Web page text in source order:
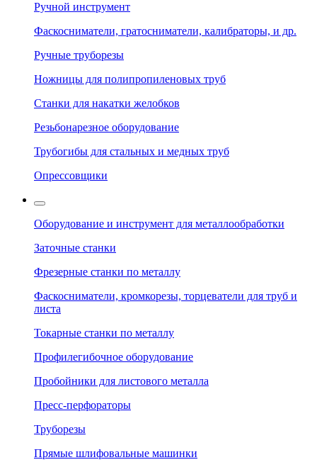
Ручной инструмент
Фаскосниматели, гратосниматели, калибраторы, и др.
Ручные труборезы
Ножницы для полипропиленовых труб
Станки для накатки желобков
Резьбонарезное оборудование
Трубогибы для стальных и медных труб
Опрессовщики
Оборудование и инструмент для металлообработки
Заточные станки
Фрезерные станки по металлу
Фаскосниматели, кромкорезы, торцеватели для труб и
листа
Токарные станки по металлу
Профилегибочное оборудование
Пробойники для листового металла
Пресс-перфораторы
Труборезы
Прямые шлифовальные машинки